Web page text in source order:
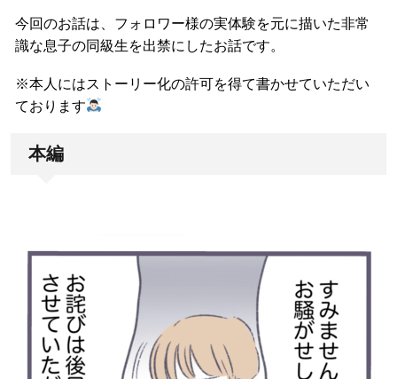
今回のお話は、フォロワー様の実体験を元に描いた非常
識な息子の同級生を出禁にしたお話です。
※本人にはストーリー化の許可を得て書かせていただい
ております
本編